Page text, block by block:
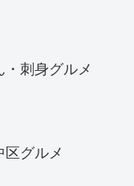
・刺身グルメ
区グルメ